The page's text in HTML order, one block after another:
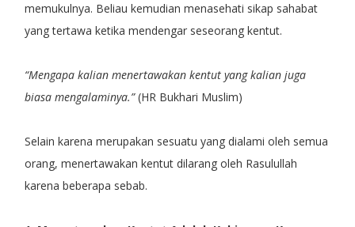
memukulnya. Beliau kemudian menasehati sikap sahabat
yang tertawa ketika mendengar seseorang kentut.
“Mengapa kalian menertawakan kentut yang kalian juga
biasa mengalaminya.”(HR Bukhari Muslim)
Selain karena merupakan sesuatu yang dialami oleh semua
orang, menertawakan kentut dilarang oleh Rasulullah
karena beberapa sebab.